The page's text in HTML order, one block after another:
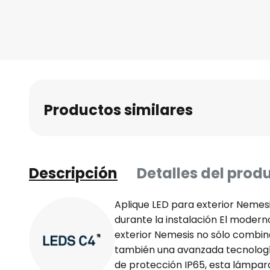
Productos similares
Descripción Detalles del
Aplique LED para exterior
durante la instalación El
exterior Nemesis no sólo
también una avanzada
de protección IP65, esta